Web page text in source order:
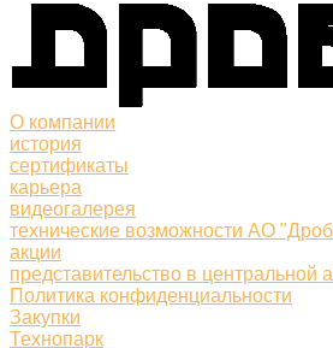
О компании
история
сертификаты
карьера
видеогалерея
технические возможности АО
акции
представительство в центральной
Политика конфиденциальности
Закупки
Технопарк